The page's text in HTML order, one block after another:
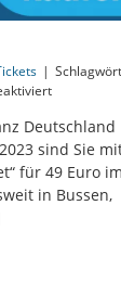
|
für
Deutschland-
Ticket
Deutschland
sind Sie
für 49 Euro im
in Bussen,